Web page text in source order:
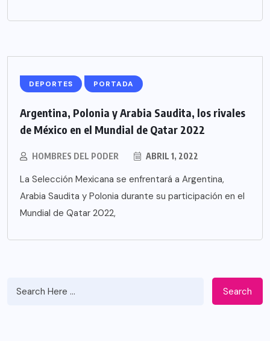
DEPORTES PORTADA
Argentina, Polonia y Arabia Saudita, los rivales
de México en el Mundial de Qatar 2022
HOMBRES DEL PODER ABRIL 1, 2022
La Selección Mexicana se enfrentará a Argentina,
Arabia Saudita y Polonia durante su participación en el
Mundial de Qatar 2022,
Search